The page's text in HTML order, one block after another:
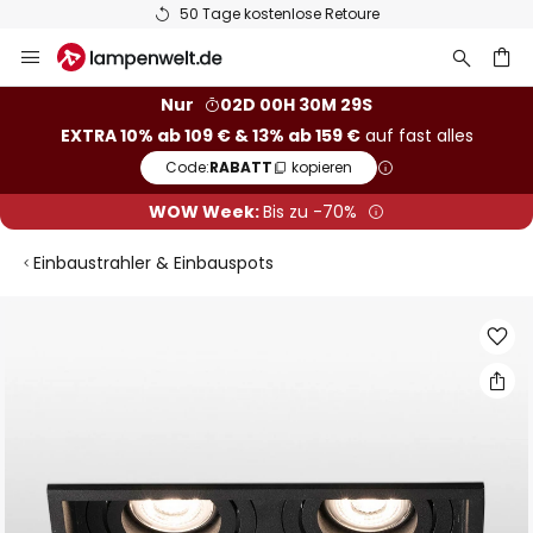
50 Tage kostenlose Retoure
Inhalt
Nur
02D 00H 30M 28S
EXTRA 10% ab 109 € & 13% ab 159 €auf fast alles
Code:RABATT kopieren
WOW Week:Bis zu -70%
Einbaustrahler & Einbauspots